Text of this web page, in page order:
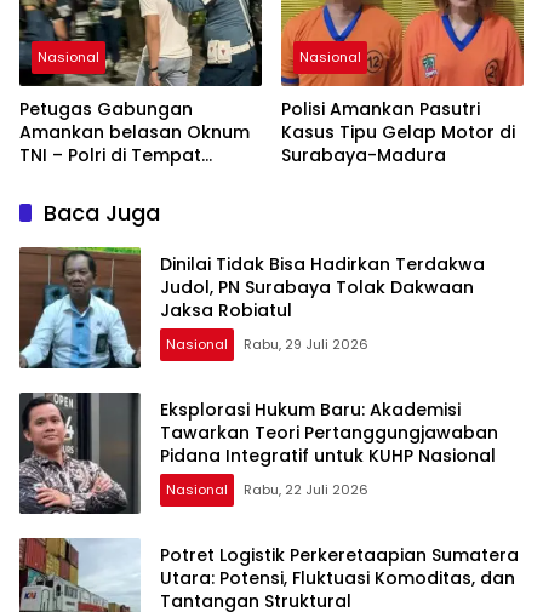
Nasional
Petugas Gabungan
Amankan belasan Oknum
TNI – Polri di Tempat
Nasional
Polisi Amankan Pasutri
Kasus Tipu Gelap Motor di
Surabaya-Madura
Baca Juga
Dinilai Tidak Bisa Hadirkan Terdakwa
Judol, PN Surabaya Tolak Dakwaan
Jaksa Robiatul
Nasional Rabu, 29 Juli 2026
Eksplorasi Hukum Baru: Akademisi
Tawarkan Teori Pertanggungjawaban
Pidana Integratif untuk KUHP Nasional
Nasional Rabu, 22 Juli 2026
Potret Logistik Perkeretaapian Sumatera
Utara: Potensi, Fluktuasi Komoditas, dan
Tantangan Struktural